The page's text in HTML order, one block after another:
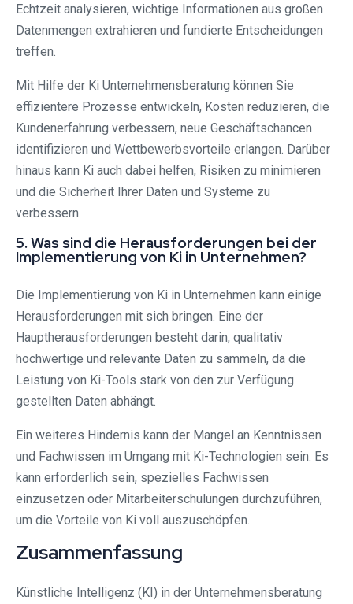
Echtzeit analysieren, wichtige Informationen aus großen
Datenmengen extrahieren und fundierte Entscheidungen
treffen.
Mit Hilfe der Ki Unternehmensberatung können Sie
effizientere Prozesse entwickeln, Kosten reduzieren, die
Kundenerfahrung verbessern, neue Geschäftschancen
identifizieren und Wettbewerbsvorteile erlangen. Darüber
hinaus kann Ki auch dabei helfen, Risiken zu minimieren
und die Sicherheit Ihrer Daten und Systeme zu
verbessern.
5. Was sind die Herausforderungen bei der
Implementierung von Ki in Unternehmen?
Die Implementierung von Ki in Unternehmen kann einige
Herausforderungen mit sich bringen. Eine der
Hauptherausforderungen besteht darin, qualitativ
hochwertige und relevante Daten zu sammeln, da die
Leistung von Ki-Tools stark von den zur Verfügung
gestellten Daten abhängt.
Ein weiteres Hindernis kann der Mangel an Kenntnissen
und Fachwissen im Umgang mit Ki-Technologien sein. Es
kann erforderlich sein, spezielles Fachwissen
einzusetzen oder Mitarbeiterschulungen durchzuführen,
um die Vorteile von Ki voll auszuschöpfen.
Zusammenfassung
Künstliche Intelligenz (KI) in der Unternehmensberatung